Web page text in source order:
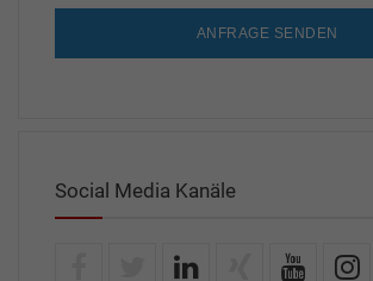
ANFRAGE SENDEN
Social Media Kanäle